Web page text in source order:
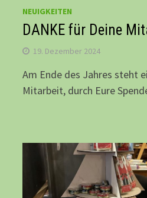
NEUIGKEITEN
DANKE für Deine
19. Dezember 2024
Am Ende des Jahres steht
Mitarbeit, durch Eure